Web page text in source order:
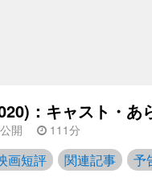
：キャスト・あ
開 111分
画短評 関連記事 予